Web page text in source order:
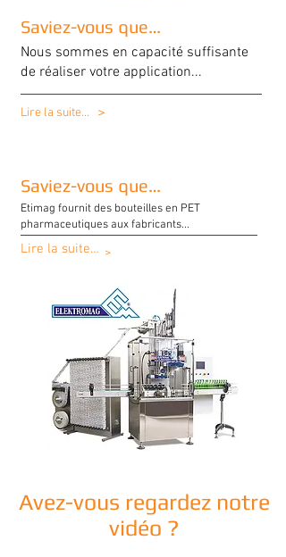
Saviez-vous que…
Nous sommes en capacité suffisante
de réaliser votre application...
Lire la suite… >
Saviez-vous que…
Etimag fournit des bouteilles en PET
pharmaceutiques aux fabricants...
Lire la suite… >
Avez-vous regardez notre
vidéo ?